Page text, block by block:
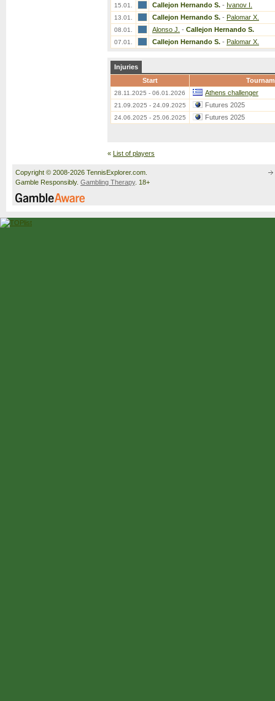
15.01. Callejon Hernando S. - Ivanov I.
13.01. Callejon Hernando S. - Palomar X.
08.01. Alonso J. - Callejon Hernando S.
07.01. Callejon Hernando S. - Palomar X.
Injuries
Start
28.11.2025 - 06.01.2026 Athens challenger
21.09.2025 - 24.09.2025 Futures 2025
24.06.2025 - 25.06.2025 Futures 2025
« List of players
Copyright © 2008-2026 TennisExplorer.com.
Gamble Responsibly. Gambling Therapy. 18+